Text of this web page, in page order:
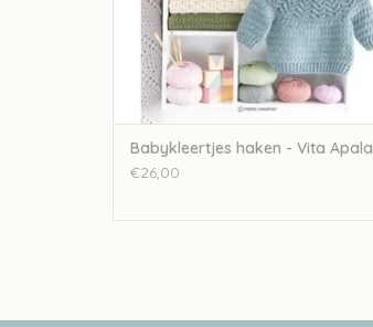
Babykleertjes haken - Vita Apala
€26,00